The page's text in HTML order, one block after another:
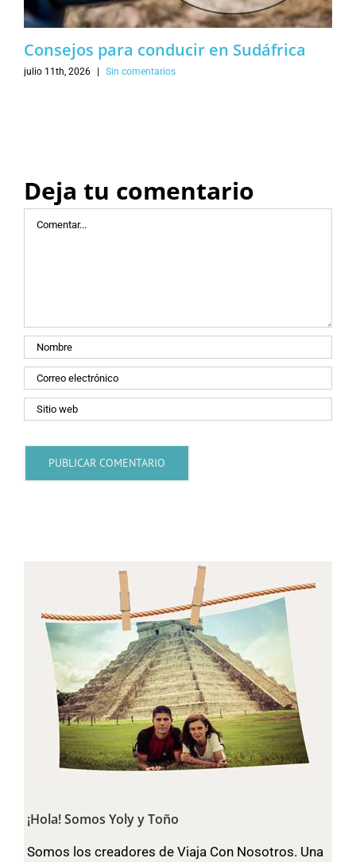
Consejos para conducir en Sudáfrica
julio 11th, 2026 | Sin comentarios
Deja tu comentario
Comentar
¡Hola! Somos Yoly y Toño
Somos los creadores de Viaja Con Nosotros. Una